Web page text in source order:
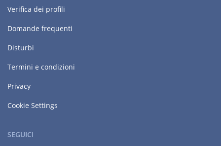
Verifica dei profili
Domande frequenti
Disturbi
Termini e condizioni
Privacy
Cookie Settings
SEGUICI